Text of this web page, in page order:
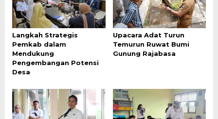
Langkah Strategis
Pemkab dalam
Mendukung
Pengembangan Potensi
Desa
Upacara Adat Turun
Temurun Ruwat Bumi
Gunung Rajabasa